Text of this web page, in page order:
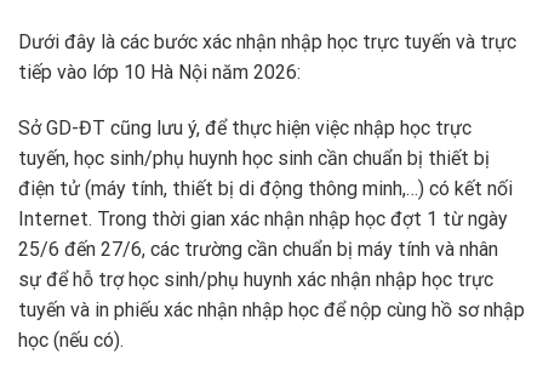
Dưới đây là các bước xác nhận nhập học trực tuyến và trực
tiếp vào lớp 10 Hà Nội năm 2026:
Sở GD-ĐT cũng lưu ý, để thực hiện việc nhập học trực
tuyến, học sinh/phụ huynh học sinh cần chuẩn bị thiết bị
điện tử (máy tính, thiết bị di động thông minh,…) có kết nối
Internet. Trong thời gian xác nhận nhập học đợt 1 từ ngày
25/6 đến 27/6, các trường cần chuẩn bị máy tính và nhân
sự để hỗ trợ học sinh/phụ huynh xác nhận nhập học trực
tuyến và in phiếu xác nhận nhập học để nộp cùng hồ sơ nhập
học (nếu có).